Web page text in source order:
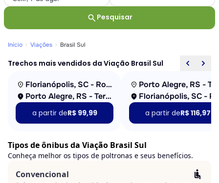
search Pesquisar
Início Viações Brasil Sul
Trechos mais vendidos da Viação Brasil Sul
Florianópolis, SC - Rodoviária
Porto Alegre, RS - Terminal Veppo
a partir deR$ 99,99 a partir deR$ 116,97
Tipos de ônibus da Viação Brasil Sul
Conheça melhor os tipos de poltronas e seus benefícios.
Convencional